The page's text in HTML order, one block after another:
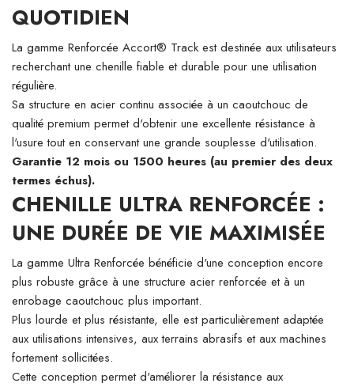
QUOTIDIEN
La gamme Renforcée Accort® Track est destinée aux utilisateurs
recherchant une chenille fiable et durable pour une utilisation
régulière.
Sa structure en acier continu associée à un caoutchouc de
qualité premium permet d'obtenir une excellente résistance à
l'usure tout en conservant une grande souplesse d'utilisation.
Garantie 12 mois ou 1500 heures (au premier des deux
termes échus).
CHENILLE ULTRA RENFORCÉE :
UNE DURÉE DE VIE MAXIMISÉE
La gamme Ultra Renforcée bénéficie d'une conception encore
plus robuste grâce à une structure acier renforcée et à un
enrobage caoutchouc plus important.
Plus lourde et plus résistante, elle est particulièrement adaptée
aux utilisations intensives, aux terrains abrasifs et aux machines
fortement sollicitées.
Cette conception permet d'améliorer la résistance aux